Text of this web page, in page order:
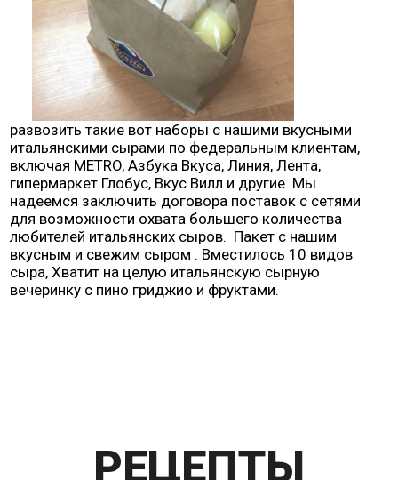
развозить такие вот наборы с нашими вкусными
итальянскими сырами по федеральным клиентам,
включая METRO,Азбука Вкуса,Линия, Лента,
гипермаркет Глобус, Вкус Вилл и другие. Мы
надеемся заключить договора поставок с сетями
для возможности охвата большего количества
любителей итальянских сыров. Пакет с нашим
вкусным и свежим сыром . Вместилось 10 видов
сыра,Хватит на целую итальянскую сырную
вечеринку с пино гриджио и фруктами.
РЕЦЕПТЫ